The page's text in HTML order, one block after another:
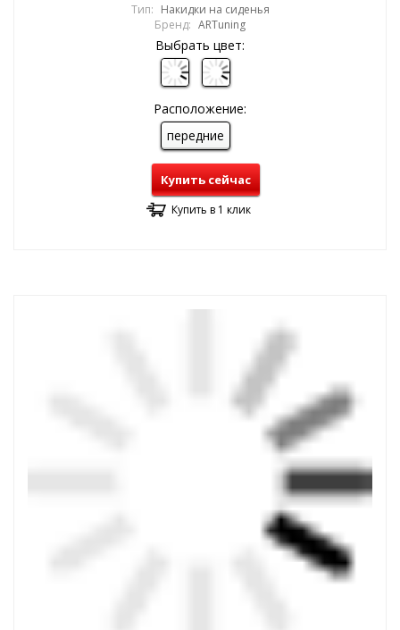
Тип: Накидки на сиденья
Бренд: ARTuning
Выбрать цвет:
Расположение:
передние
Купить сейчас
Купить в 1 клик